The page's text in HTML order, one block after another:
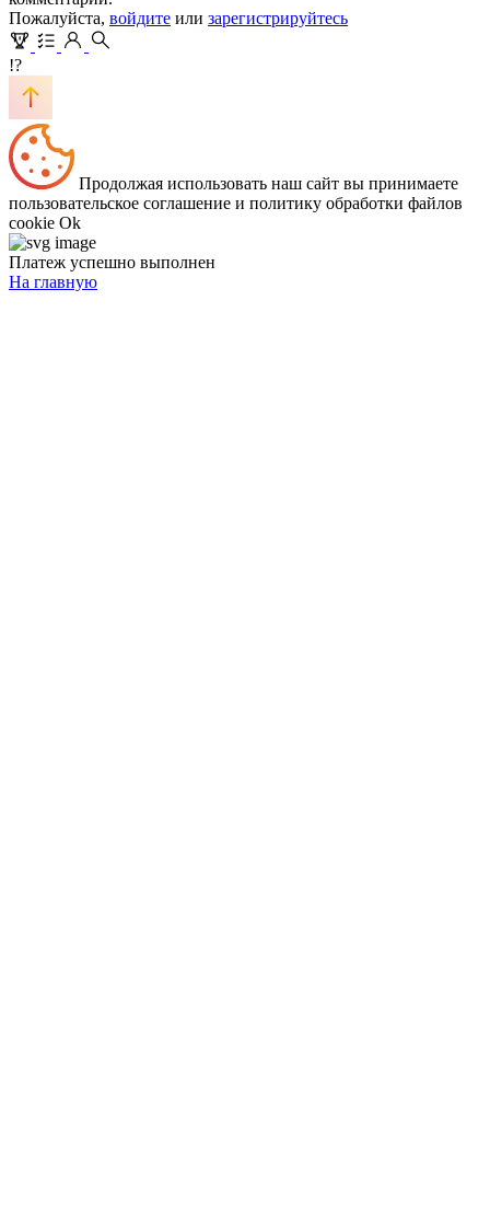
Пожалуйста, войдите или зарегистрируйтесь
!?
Продолжая использовать наш сайт вы принимаете
пользовательское соглашение и политику обработки файлов
cookie Ok
Платеж успешно выполнен
На главную